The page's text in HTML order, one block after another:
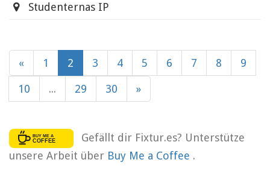
Studenternas IP
« 1 2 3 4 5 6 7 8 9
10 ... 29 30 »
Gefällt dir Fixtur.es? Unterstütze
unsere Arbeit über Buy Me a Coffee .